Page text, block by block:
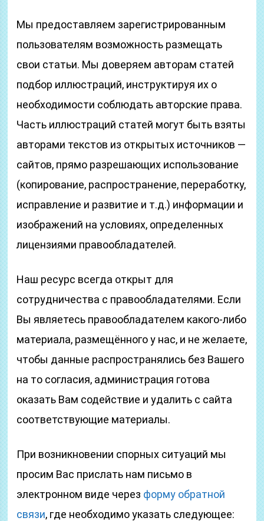
Мы предоставляем зарегистрированным
пользователям возможность размещать
свои статьи. Мы доверяем авторам статей
подбор иллюстраций, инструктируя их о
необходимости соблюдать авторские права.
Часть иллюстраций статей могут быть взяты
авторами текстов из открытых источников —
сайтов, прямо разрешающих использование
(копирование, распространение, переработку,
исправление и развитие и т.д.) информации и
изображений на условиях, определенных
лицензиями правообладателей.
Наш ресурс всегда открыт для
сотрудничества с правообладателями. Если
Вы являетесь правообладателем какого-либо
материала, размещённого у нас, и не желаете,
чтобы данные распространялись без Вашего
на то согласия, администрация готова
оказать Вам содействие и удалить с сайта
соответствующие материалы.
При возникновении спорных ситуаций мы
просим Вас прислать нам письмо в
электронном виде через форму обратной
связи, где необходимо указать следующее: